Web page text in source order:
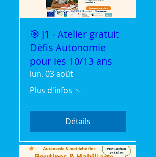
🎯 J1 - Atelier gratuit
Défis Autonomie
pour les 10/13 ans
lun. 03 août
Plus d'infos
Détails